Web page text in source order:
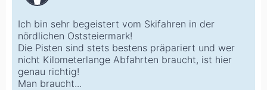
Ich bin sehr begeistert vom Skifahren in der
nördlichen Oststeiermark!
Die Pisten sind stets bestens präpariert und wer
nicht Kilometerlange Abfahrten braucht, ist hier
genau richtig!
Man braucht...